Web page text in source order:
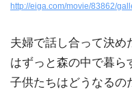
http://eiga.com/movie/83862/
夫婦で話し合って決め
はずっと森の中で暮ら
子供たちはどうなるの